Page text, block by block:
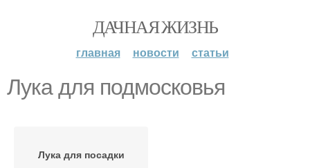
ДАЧНАЯ ЖИЗНЬ
главная новости статьи
Лука для подмосковья
Лука для посадки